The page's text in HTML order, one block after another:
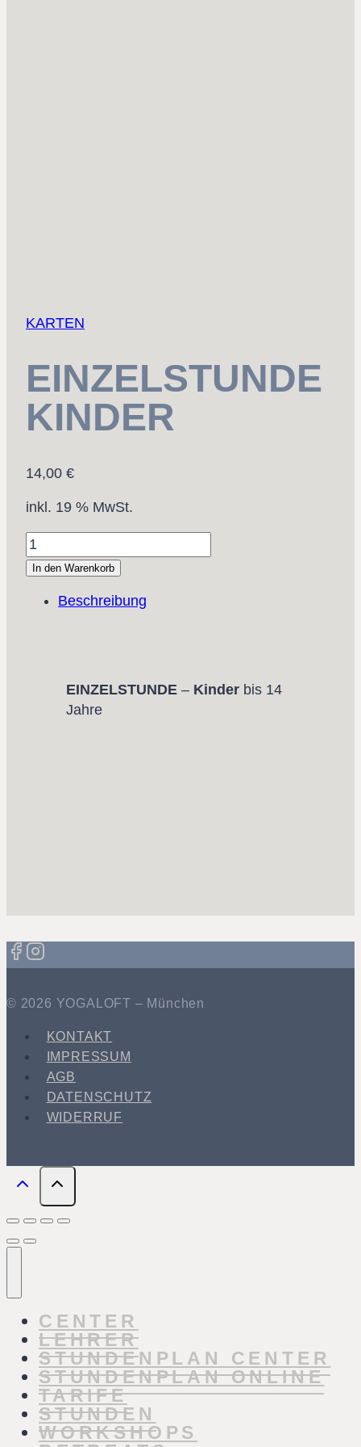
KARTEN
EINZELSTUNDE
KINDER
14,00 €
inkl. 19 % MwSt.
EINZELSTUNDE
KINDER
Menge
In den Warenkorb
Beschreibung
EINZELSTUNDE – Kinder bis 14
Jahre
© 2026 YOGALOFT – München
KONTAKT
IMPRESSUM
AGB
DATENSCHUTZ
WIDERRUF
CENTER
LEHRER
STUNDENPLAN CENTER
STUNDENPLAN ONLINE
TARIFE
STUNDEN
WORKSHOPS